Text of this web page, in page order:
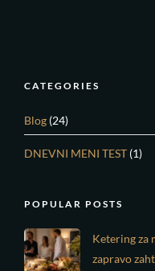
CATEGORIES
Blog (24)
DNEVNI MENI TEST (1)
POPULAR POSTS
Ketering za
zapravo